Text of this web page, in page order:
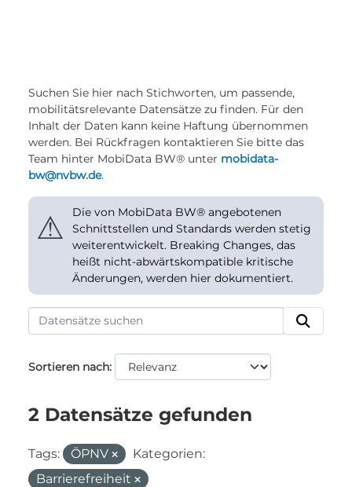
Suchen Sie hier nach Stichworten, um passende,
mobilitätsrelevante Datensätze zu finden. Für den
Inhalt der Daten kann keine Haftung übernommen
werden. Bei Rückfragen kontaktieren Sie bitte das
Team hinter MobiData BW® unter mobidata-
bw@nvbw.de.
⚠
Die von MobiData BW® angebotenen
Schnittstellen und Standards werden stetig
weiterentwickelt. Breaking Changes, das
heißt nicht-abwärtskompatible kritische
Änderungen, werden hier dokumentiert.
Sortieren nach
2 Datensätze gefunden
Tags: ÖPNV
Kategorien:
Barrierefreiheit